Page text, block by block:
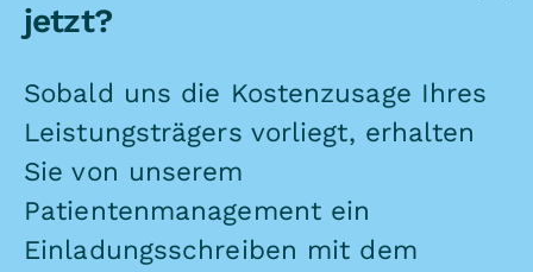
jetzt?
Sobald uns die Kostenzusage Ihres
Leistungsträgers vorliegt, erhalten
Sie von unserem
Patientenmanagement ein
Einladungsschreiben mit dem